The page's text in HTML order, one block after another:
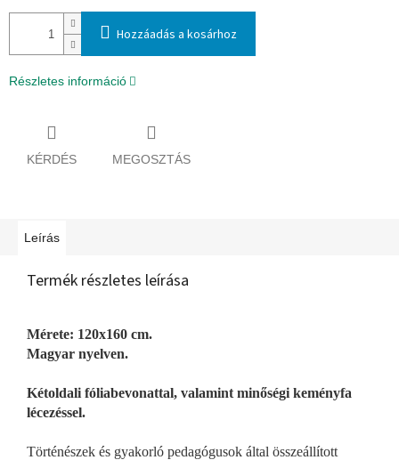
Hozzáadás a kosárhoz
Részletes információ
KÉRDÉS MEGOSZTÁS
Leírás
Termék részletes leírása
Mérete: 120x160 cm.
Magyar nyelven.
Kétoldali fóliabevonattal, valamint minőségi keményfa
lécezéssel.
Történészek és gyakorló pedagógusok által összeállított